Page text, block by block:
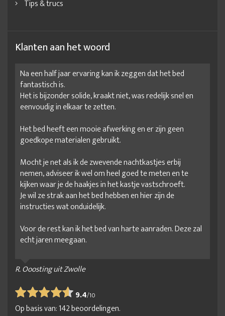
Tips & trucs
Klanten aan het woord
Na een half jaar ervaring kan ik zeggen dat het bed
fantastisch is.
Het is bijzonder solide, kraakt niet, was redelijk snel en
eenvoudig in elkaar te zetten.
Het bed heeft een mooie afwerking en er zijn geen
goedkope materialen gebruikt.
Mocht je net als ik de zwevende nachtkastjes erbij
nemen, adviseer ik wel om heel goed te meten en te
kijken waar je de haakjes in het kastje vastschroeft.
Je wil ze strak aan het bed hebben en hier zijn de
instructies wat onduidelijk.
Voor de rest kan ik het bed van harte aanraden. Deze zal
echt jaren meegaan.
R. Ooosting uit Zwolle
9.4/10
Op basis van:142beoordelingen.